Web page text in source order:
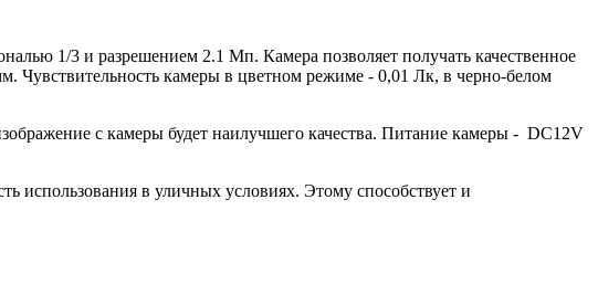
1/3 и разрешением 2.1 Мп. Камера позволяет получать качественное
Чувствительность камеры в цветном режиме - 0,01 Лк, в черно-белом
с камеры будет наилучшего качества. Питание камеры - DC12V
использования в уличных условиях. Этому способствует и